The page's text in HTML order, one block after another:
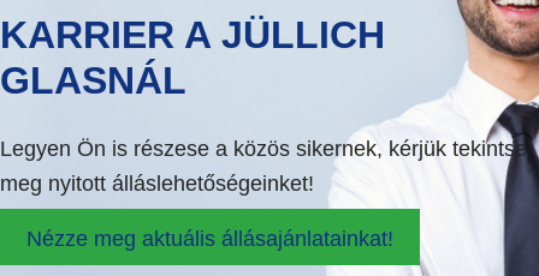
KARRIER A JÜLLICH
GLASNÁL
Legyen Ön is részese a közös sikernek, kérjük tekintse
meg nyitott álláslehetőségeinket!
Nézze meg aktuális állásajánlatainkat!